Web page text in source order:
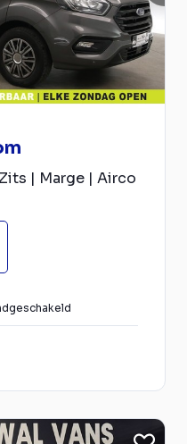
| Marge | Airco